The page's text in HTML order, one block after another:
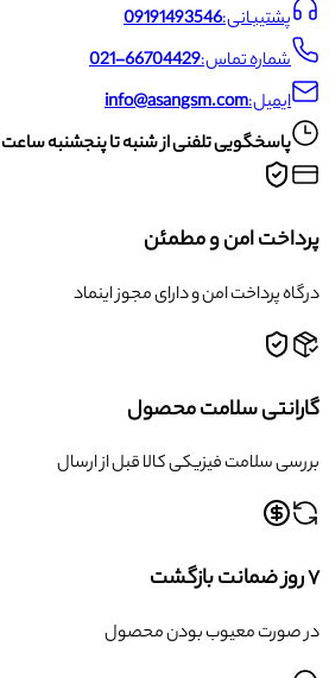
پشتیبانی:09191493546
شماره تماس:021-66704429
ایمیل:info@asangsm.com
پاسخگویی تلفنی از شنبه تا پنجشنبه ساعت ۱۰ الی ۱۹
پرداخت امن و مطمئن
درگاه پرداخت امن و دارای مجوز اینماد
گارانتی سلامت محصول
بررسی سلامت فیزیکی کالا قبل از ارسال
۷ روز ضمانت بازگشت
در صورت معیوب بودن محصول